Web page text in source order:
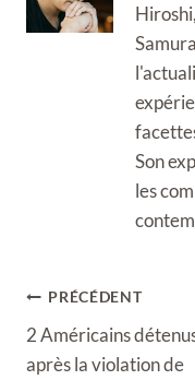
Son
les
Navigation
de
l’article
PRÉCÉDENT
2 Américains
après la violation de